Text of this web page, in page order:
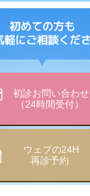
初診お問い合わせ
（24時間受付）
ウェブの24H
再診予約